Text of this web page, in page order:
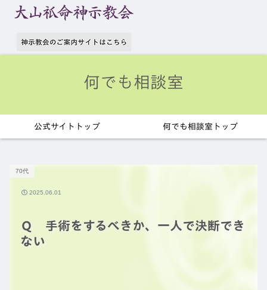
何でも相談室
公式サイトトップ 何でも相談室トップ
Ｑ 手術をするべきか、一人で決断でき
ない
70代
2025.06.01